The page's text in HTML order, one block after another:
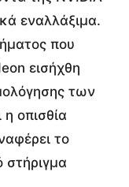
εναλλάξιμα.
που
εισήχθη
των
οπισθία
το
στήριγμα